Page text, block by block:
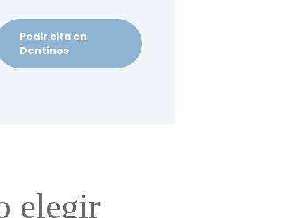
Pedir cita en
Dentinos
elegir